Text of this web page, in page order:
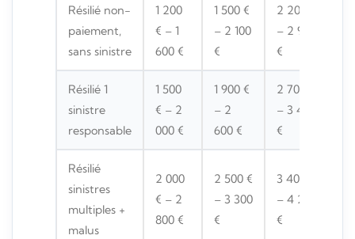
Résilié non-
paiement,
sans sinistre
1 200
€ – 1
600 €
1 500 €
– 2 100
€
2 200 €
– 2 900
€
Résilié 1
sinistre
responsable
1 500
€ – 2
000 €
1 900 €
– 2
600 €
2 700 €
– 3 400
€
Résilié
sinistres
multiples +
malus
2 000
€ – 2
800 €
2 500 €
– 3 300
€
3 400 €
– 4 200
€